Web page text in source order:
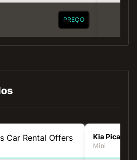
PREÇO
Kia Picanto
Mini